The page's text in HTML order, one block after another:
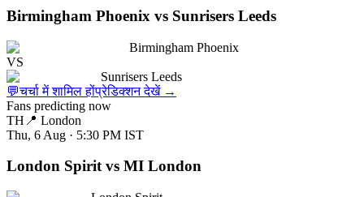
Birmingham Phoenix vs Sunrisers Leeds
Birmingham Phoenix
VS
Sunrisers Leeds
💬चर्चा में शामिल होंप्रेडिक्शन देखें →
Fans predicting now
TH 📍 London
Thu, 6 Aug · 5:30 PM IST
London Spirit vs MI London